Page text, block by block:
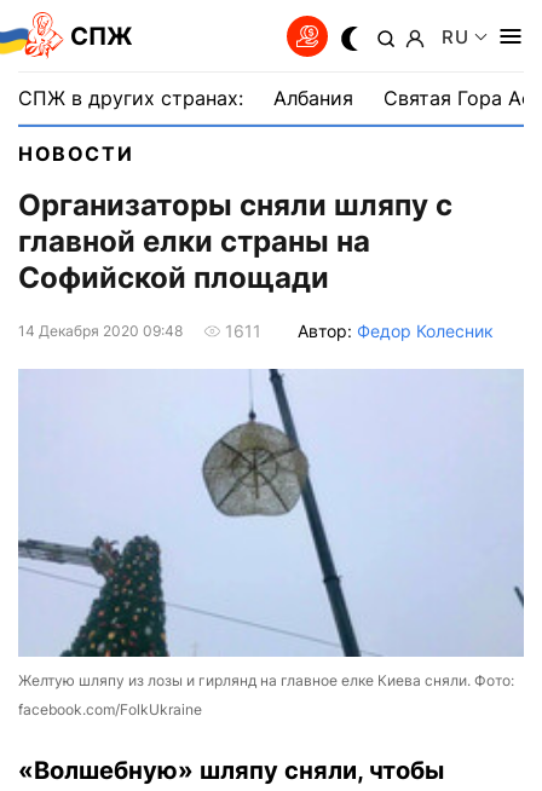
СПЖ RU
СПЖ в других странах: Албания Святая Гора
НОВОСТИ
Организаторы сняли шляпу с
главной елки страны на
Софийской площади
14 Декабря 2020 09:48 1611 Автор: Федор Колесник
Желтую шляпу из лозы и гирлянд на главное елке Киева сняли. Фото:
facebook.com/FolkUkraine
«Волшебную» шляпу сняли, чтобы